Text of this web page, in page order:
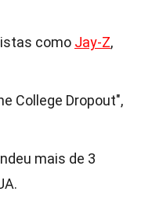
como Jay-Z,
College Dropout",
mais de 3